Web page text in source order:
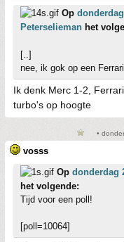
Op
Peterselieman het
[..]
nee, ik gok op een Ferrari
Ik denk Merc 1-2,
turbo's op hoogte
•
vosss
Op donderdag
het volgende:
Tijd voor een poll!
[poll=10064]